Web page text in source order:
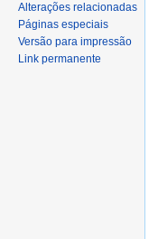
Alterações relacionadas
Páginas especiais
Versão para impressão
Link permanente